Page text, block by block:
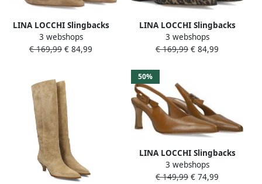
LINA LOCCHI Slingbacks
Dames Az131 Maat: 41
Materiaal: Suède Kleur:
3 webshops
€ 169,99 € 84,99
LINA LOCCHI Slingbacks
Dames Az62 Maat: 41
Materiaal: Suède Kleur:
3 webshops
€ 169,99 € 84,99
50%
LINA LOCCHI Slingbacks
Dames Au263 Maat: 36
Materiaal: Leer Kleur:
3 webshops
€ 149,99 € 74,99